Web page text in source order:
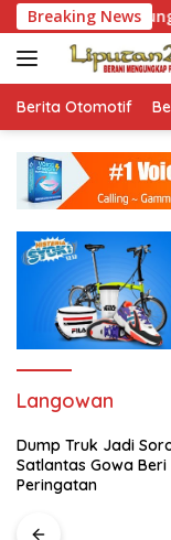
Skip
to
content
Breaking News
Bitung dan
Berita Otomotif
Langowan
Dump Truk Jadi
Satlantas Gowa Beri
Peringatan